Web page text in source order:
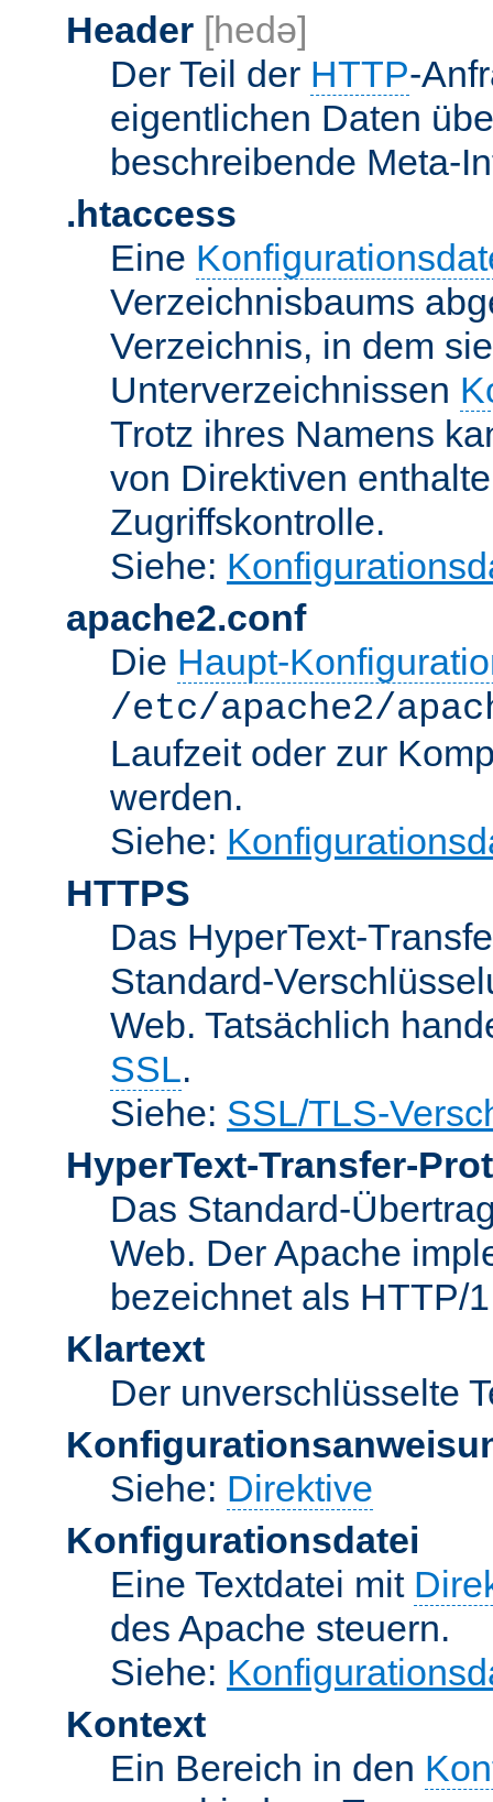
Header [hedə]
Der Teil der HTTP-
eigentlichen Daten
beschreibende Meta-
.htaccess
Eine
Verzeichnisbaums
Verzeichnis, in dem
Unterverzeichnissen
Trotz ihres Namens
von Direktiven
Zugriffskontrolle.
Siehe:
apache2.conf
Die Haupt-
/etc/apache2/
Laufzeit oder zur
werden.
Siehe:
HTTPS
Das HyperText-
Standard-
Web. Tatsächlich
SSL.
Siehe: SSL/TLS-
HyperText-Transfer-
Das Standard-
Web. Der Apache
bezeichnet als HTTP/
Klartext
Der unverschlüsselte
Siehe: Direktive
Konfigurationsdatei
Eine Textdatei mit
des Apache steuern.
Siehe:
Kontext
Ein Bereich in den